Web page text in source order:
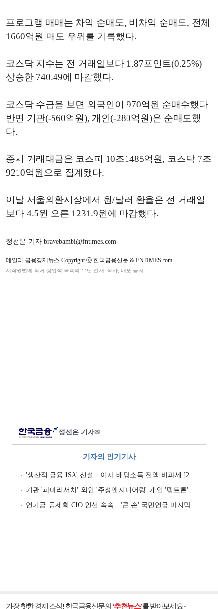
프로그램 매매는 차익 순매도, 비차익 순매도, 전체
1660억원 매도 우위를 기록했다.
코스닥 지수는 전 거래일보다 1.87포인트(0.25%)
상승한 740.49에 마감했다.
코스닥 수급을 보면 외국인이 970억원 순매수했다.
반면 기관(-560억원), 개인(-280억원)은 순매도했
다.
증시 거래대금은 코스피 10조1485억원, 코스닥 7조
9210억원으로 집계됐다.
이날 서울외환시장에서 원/달러 환율은 전 거래일
보다 4.5원 오른 1231.9원에 마감했다.
정선은 기자 bravebambi@fntimes.com
데일리 금융경제뉴스 Copyright ⓒ 한국금융신문 & FNTIMES.com
저작권법에 의거 상업적 목적의 무단 전재, 복사, 배포 금지
정선은 기자✉
기자의 인기기사
'생산적 금융 ISA' 신설…이자·배당소득 전액 비과세 [2026 세제개편안]
기관 '파마리서치'·외인 '주성엔지니어링'·개인 '펩트론' 1위 [주간 코스닥 순매수- 2026년 7월27일~7월31일]
연기금·공제회 CIO 인선 속속…'큰 손' 국민연금 마지막 타자
가장 핫한 경제 소식! 한국금융신문의 ‘추천뉴스’를 받아보세요~